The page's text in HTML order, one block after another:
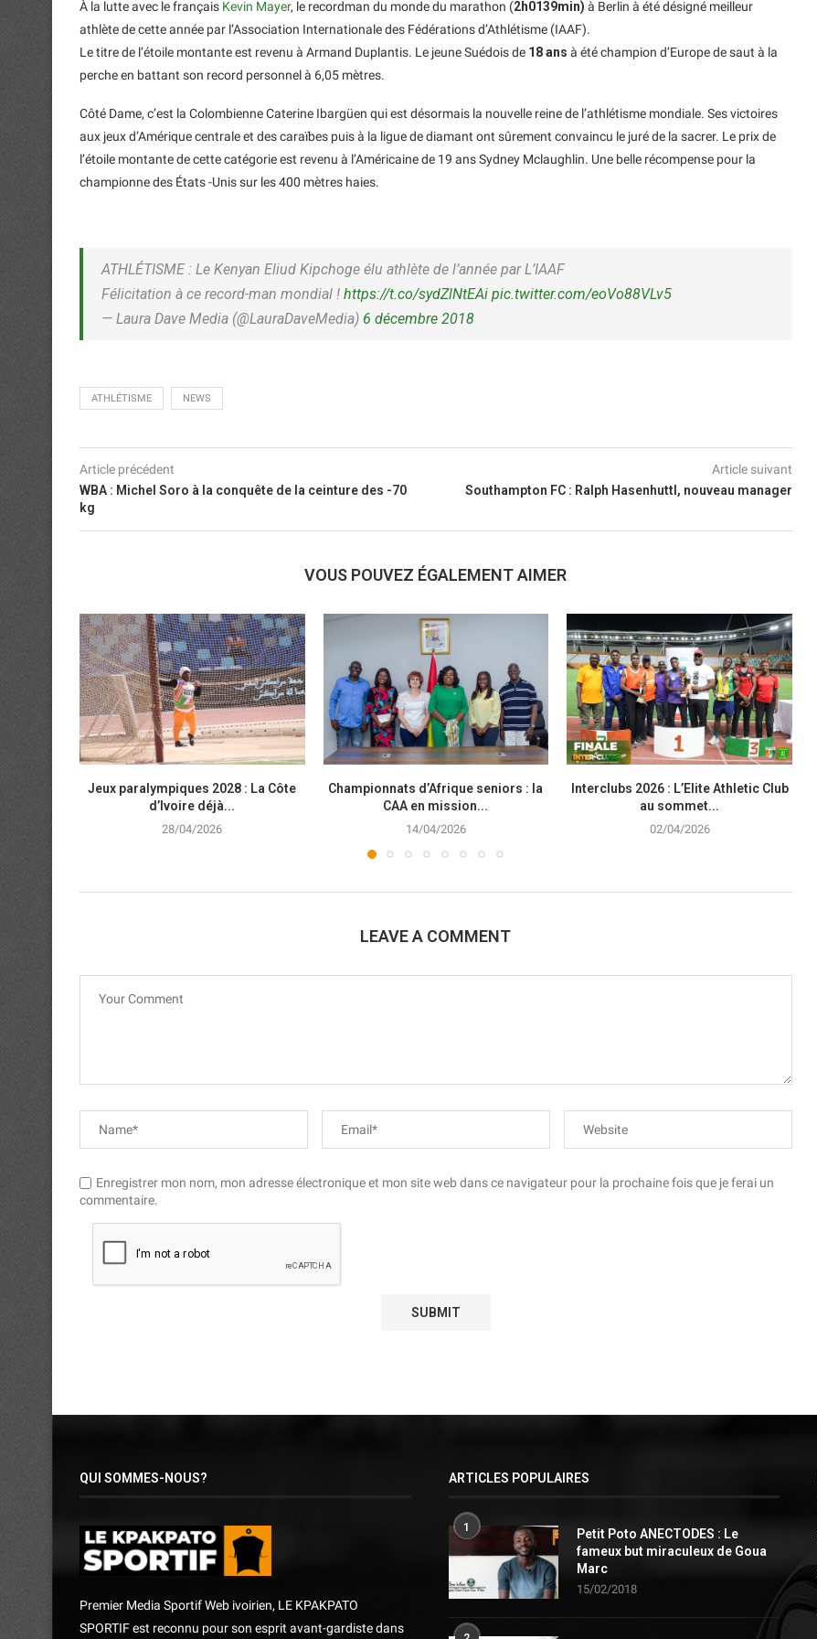
À la lutte avec le français Kevin Mayer, le recordman du monde du marathon (2h0139min) à Berlin à été désigné meilleur
athlète de cette année par l’Association Internationale des Fédérations d’Athlétisme (IAAF).
Le titre de l’étoile montante est revenu à Armand Duplantis. Le jeune Suédois de 18 ans à été champion d’Europe de saut à la
perche en battant son record personnel à 6,05 mètres.
Côté Dame, c’est la Colombienne Caterine Ibargüen qui est désormais la nouvelle reine de l’athlétisme mondiale. Ses victoires
aux jeux d’Amérique centrale et des caraïbes puis à la ligue de diamant ont sûrement convaincu le juré de la sacrer. Le prix de
l’étoile montante de cette catégorie est revenu à l’Américaine de 19 ans Sydney Mclaughlin. Une belle récompense pour la
championne des États -Unis sur les 400 mètres haies.
ATHLÉTISME : Le Kenyan Eliud Kipchoge élu athlète de l’année par L’IAAF
Félicitation à ce record-man mondial ! https://t.co/sydZlNtEAi pic.twitter.com/eoVo88VLv5
— Laura Dave Media (@LauraDaveMedia) 6 décembre 2018
ATHLÉTISME NEWS
Article précédent
WBA : Michel Soro à la conquête de la ceinture des -70
kg
Article suivant
Southampton FC : Ralph Hasenhuttl, nouveau manager
VOUS POUVEZ ÉGALEMENT AIMER
Jeux paralympiques 2028 : La Côte
d’Ivoire déjà...
28/04/2026
Championnats d’Afrique seniors : la
CAA en mission...
14/04/2026
Interclubs 2026 : L’Elite Athletic Club
au sommet...
02/04/2026
LEAVE A COMMENT
Enregistrer mon nom, mon adresse électronique et mon site web dans ce navigateur pour la prochaine fois que je ferai un
commentaire.
QUI SOMMES-NOUS?
Premier Media Sportif Web ivoirien, LE KPAKPATO
SPORTIF est reconnu pour son esprit avant-gardiste dans
ARTICLES POPULAIRES
1
Petit Poto ANECTODES : Le
fameux but miraculeux de Goua
Marc
15/02/2018